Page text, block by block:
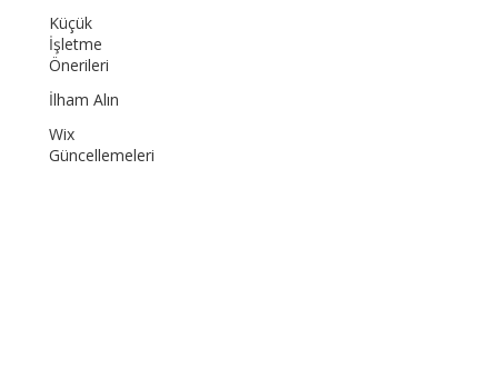
Küçük
İşletme
Önerileri
İlham Alın
Wix
Güncellemeleri